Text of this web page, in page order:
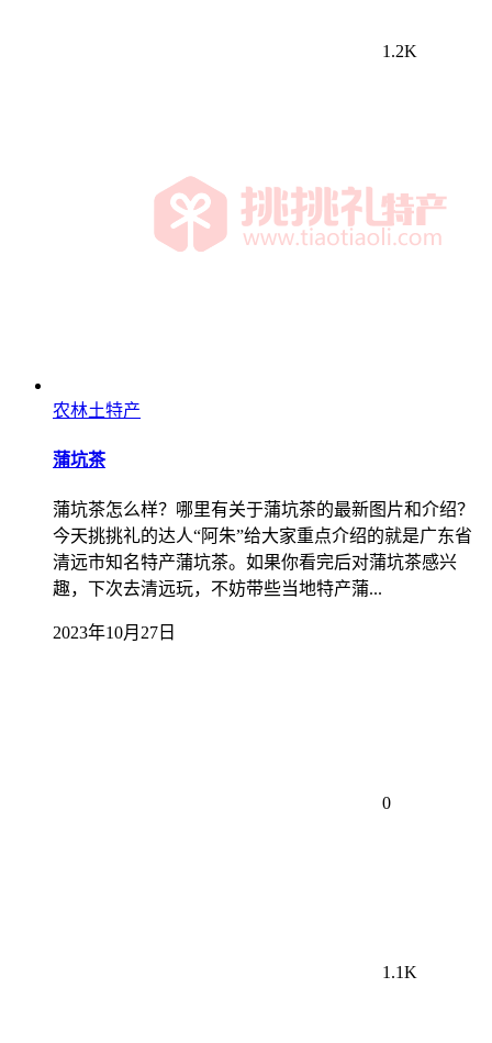
1.2K
农林土特产
蒲坑茶
蒲坑茶怎么样？哪里有关于蒲坑茶的最新图片和介绍？
今天挑挑礼的达人“阿朱”给大家重点介绍的就是广东省
清远市知名特产蒲坑茶。如果你看完后对蒲坑茶感兴
趣，下次去清远玩，不妨带些当地特产蒲...
2023年10月27日
0
1.1K